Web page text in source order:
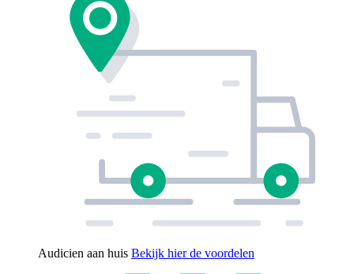
Audicien aan huis Bekijk hier de voordelen